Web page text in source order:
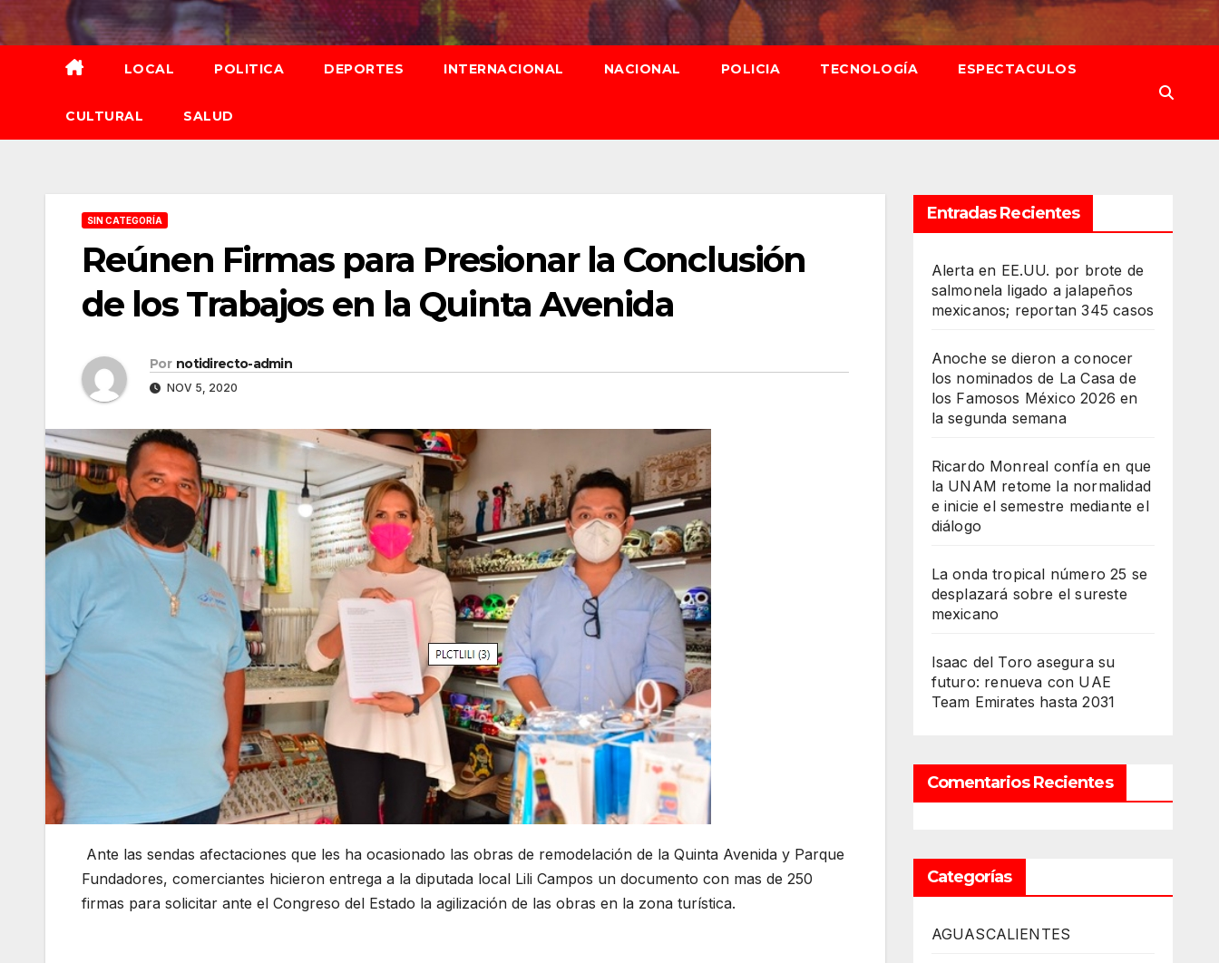
al
contenido
LOCAL POLITICA DEPORTES INTERNACIONAL NACIONAL POLICIA TECNOLOGÍA ESPECTACULOS
CULTURAL SALUD
SIN CATEGORÍA
Reúnen Firmas para Presionar la Conclusión
de los Trabajos en la Quinta Avenida
Por notidirecto-admin
NOV 5, 2020
Ante las sendas afectaciones que les ha ocasionado las obras de remodelación de la Quinta Avenida y Parque
Fundadores, comerciantes hicieron entrega a la diputada local Lili Campos un documento con mas de 250
firmas para solicitar ante el Congreso del Estado la agilización de las obras en la zona turística.
Entradas Recientes
Alerta en EE.UU. por brote de
salmonela ligado a jalapeños
mexicanos; reportan 345 casos
Anoche se dieron a conocer
los nominados de La Casa de
los Famosos México 2026 en
la segunda semana
Ricardo Monreal confía en que
la UNAM retome la normalidad
e inicie el semestre mediante el
diálogo
La onda tropical número 25 se
desplazará sobre el sureste
mexicano
Isaac del Toro asegura su
futuro: renueva con UAE
Team Emirates hasta 2031
Comentarios Recientes
Categorías
AGUASCALIENTES